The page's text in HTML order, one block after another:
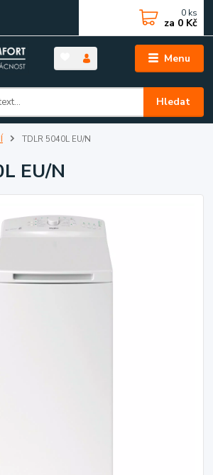
Menu
Hledat
0 ks
za 0 Kč
TDLR 5040L EU/N
EU/N